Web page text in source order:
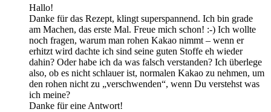
Hallo!
Danke für das Rezept, klingt superspannend. Ich bin grade
am Machen, das erste Mal. Freue mich schon! :-) Ich wollte
noch fragen, warum man rohen Kakao nimmt – wenn er
erhitzt wird dachte ich sind seine guten Stoffe eh wieder
dahin? Oder habe ich da was falsch verstanden? Ich überlege
also, ob es nicht schlauer ist, normalen Kakao zu nehmen, um
den rohen nicht zu „verschwenden“, wenn Du verstehst was
ich meine?
Danke für eine Antwort!